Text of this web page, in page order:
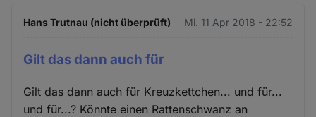
Hans Trutnau (nicht überprüft) Mi. 11 Apr 2018 - 22:52
Gilt das dann auch für
Gilt das dann auch für Kreuzkettchen... und für...
und für...? Könnte einen Rattenschwanz an